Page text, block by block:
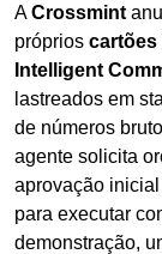
A Crossmint
próprios cartões
Intelligent
lastreados em
de números
agente solicita
aprovação inicial
para executar
demonstração,